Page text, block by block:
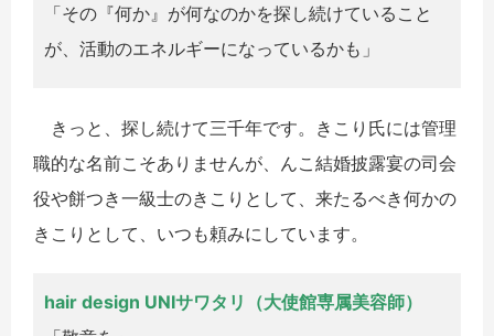
「その『何か』が何なのかを探し続けていること
が、活動のエネルギーになっているかも」
きっと、探し続けて三千年です。きこり氏には管理
職的な名前こそありませんが、んこ結婚披露宴の司会
役や餅つき一級士のきこりとして、来たるべき何かの
きこりとして、いつも頼みにしています。
hair design UNIサワタリ（大使館専属美容師）